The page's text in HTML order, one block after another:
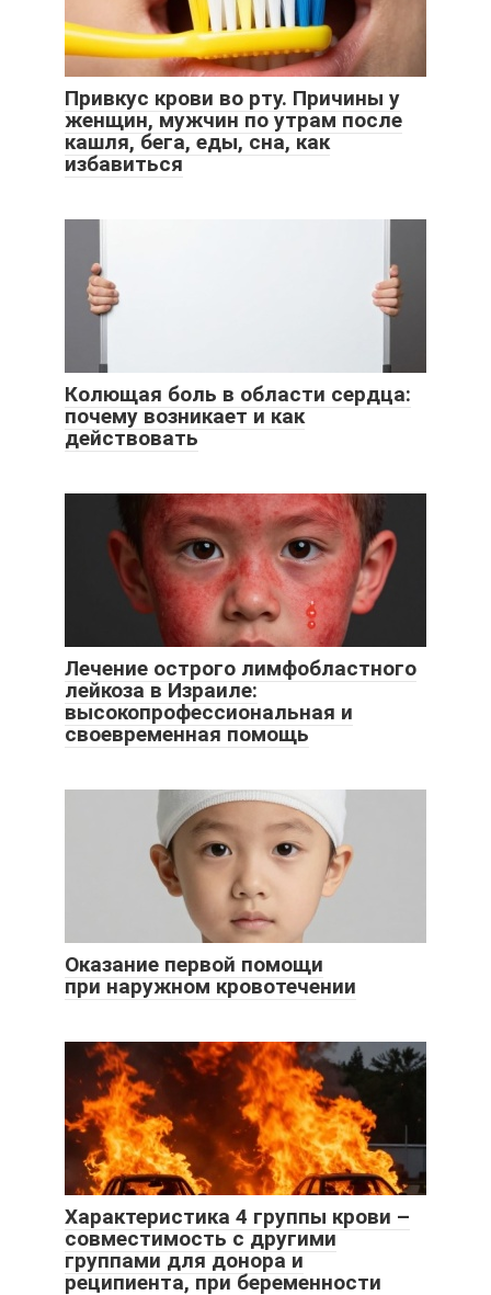
Привкус крови во рту. Причины у
женщин, мужчин по утрам после
кашля, бега, еды, сна, как
избавиться
Колющая боль в области сердца:
почему возникает и как
действовать
Лечение острого лимфобластного
лейкоза в Израиле:
высокопрофессиональная и
своевременная помощь
Оказание первой помощи
при наружном кровотечении
Характеристика 4 группы крови –
совместимость с другими
группами для донора и
реципиента, при беременности